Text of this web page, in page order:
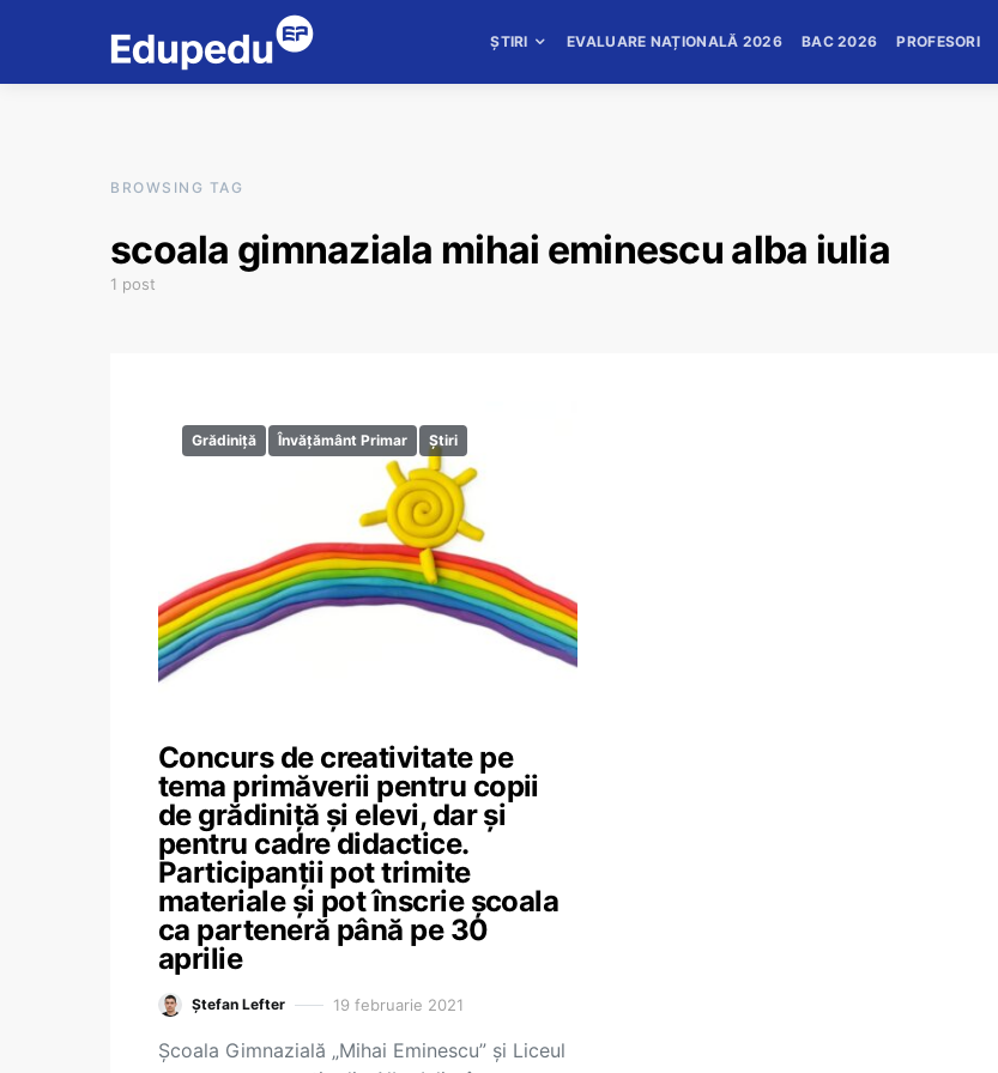
ȘTIRI EVALUARE NAȚIONALĂ 2026 BAC 2026 PROFESORI
BROWSING TAG
scoala gimnaziala mihai eminescu alba iulia
1 post
Grădiniță Învățământ Primar Știri
Concurs de creativitate pe
tema primăverii pentru copii
de grădiniță și elevi, dar și
pentru cadre didactice.
Participanții pot trimite
materiale și pot înscrie școala
ca parteneră până pe 30
aprilie
Ștefan Lefter 19 februarie 2021
Școala Gimnazială „Mihai Eminescu” și Liceul